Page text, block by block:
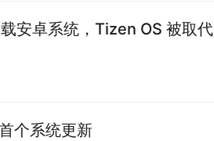
安卓系统，Tizen OS 被取代
个系统更新